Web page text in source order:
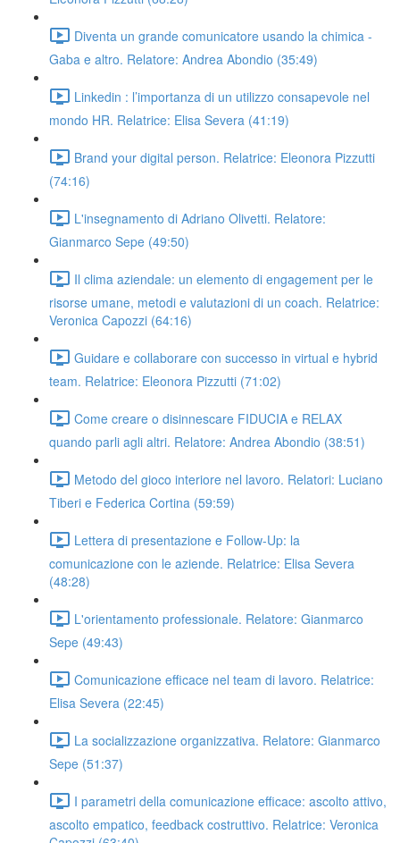
Diventa un grande comunicatore usando la chimica -
Gaba e altro. Relatore: Andrea Abondio (35:49)
Linkedin : l’importanza di un utilizzo consapevole nel
mondo HR. Relatrice: Elisa Severa (41:19)
Brand your digital person. Relatrice: Eleonora Pizzutti
(74:16)
L'insegnamento di Adriano Olivetti. Relatore:
Gianmarco Sepe (49:50)
Il clima aziendale: un elemento di engagement per le
risorse umane, metodi e valutazioni di un coach. Relatrice:
Veronica Capozzi (64:16)
Guidare e collaborare con successo in virtual e hybrid
team. Relatrice: Eleonora Pizzutti (71:02)
Come creare o disinnescare FIDUCIA e RELAX
quando parli agli altri. Relatore: Andrea Abondio (38:51)
Metodo del gioco interiore nel lavoro. Relatori: Luciano
Tiberi e Federica Cortina (59:59)
Lettera di presentazione e Follow-Up: la
comunicazione con le aziende. Relatrice: Elisa Severa
(48:28)
L'orientamento professionale. Relatore: Gianmarco
Sepe (49:43)
Comunicazione efficace nel team di lavoro. Relatrice:
Elisa Severa (22:45)
La socializzazione organizzativa. Relatore: Gianmarco
Sepe (51:37)
I parametri della comunicazione efficace: ascolto attivo,
ascolto empatico, feedback costruttivo. Relatrice: Veronica